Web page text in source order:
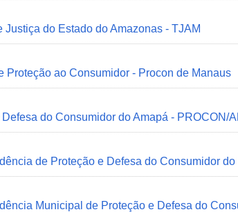
Justiça do Estado do Amazonas - TJAM
Proteção ao Consumidor - Procon de Manaus
do Consumidor do Amapá - PROCON/
de Proteção e Defesa do Consumidor
Municipal de Proteção e Defesa do